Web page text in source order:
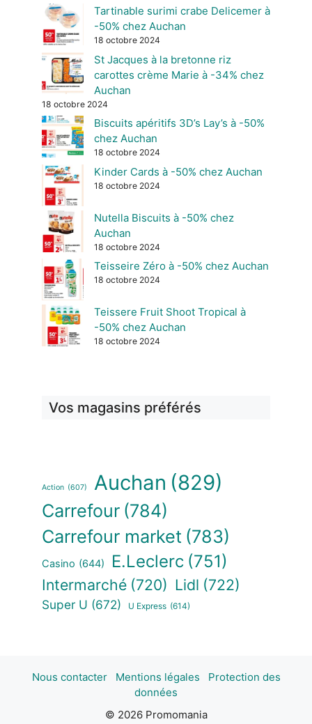
Tartinable surimi crabe Delicemer à
-50% chez Auchan
18 octobre 2024
St Jacques à la bretonne riz
carottes crème Marie à -34% chez
Auchan
18 octobre 2024
Biscuits apéritifs 3D’s Lay’s à -50%
chez Auchan
18 octobre 2024
Kinder Cards à -50% chez Auchan
18 octobre 2024
Nutella Biscuits à -50% chez
Auchan
18 octobre 2024
Teisseire Zéro à -50% chez Auchan
18 octobre 2024
Teissere Fruit Shoot Tropical à
-50% chez Auchan
18 octobre 2024
Vos magasins préférés
Action (607) Auchan (829)
Carrefour (784)
Carrefour market (783)
Casino (644) E.Leclerc (751)
Intermarché (720) Lidl (722)
Super U (672) U Express (614)
Nous contacter Mentions légales
Protection des
données
© 2026 Promomania